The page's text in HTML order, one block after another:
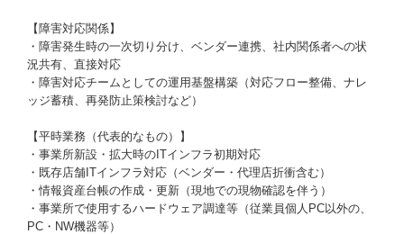
【障害対応関係】
・障害発生時の一次切り分け、ベンダー連携、社内関係者への状
況共有、直接対応
・障害対応チームとしての運用基盤構築（対応フロー整備、ナレ
ッジ蓄積、再発防止策検討など）
【平時業務（代表的なもの）】
・事業所新設・拡大時のITインフラ初期対応
・既存店舗ITインフラ対応（ベンダー・代理店折衝含む）
・情報資産台帳の作成・更新（現地での現物確認を伴う）
・事業所で使用するハードウェア調達等（従業員個人PC以外の、
PC・NW機器等）